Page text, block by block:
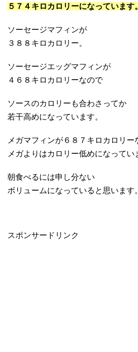
５７４キロカロリーになっています。
ソーセージマフィンが
３８８キロカロリー。
ソーセージエッグマフィンが
４６８キロカロリーなので
ソースのカロリーも合わさってか
若干高めになっています。
メガマフィンが６８７キロカロリー
メガよりはカロリー低めになってい
朝食べるには申し分ない
ボリュームになっていると思います。
スポンサードリンク